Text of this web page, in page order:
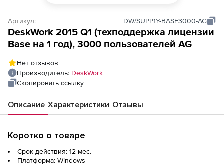
Артикул: DW/SUPP1Y-BASE3000-AG
DeskWork 2015 Q1 (техподдержка лицензии
Base на 1 год), 3000 пользователей AG
Нет отзывов
Производитель: DeskWork
Скопировать ссылку
Описание Характеристики Отзывы
Коротко о товаре
Срок действия: 12 мес.
Платформа: Windows